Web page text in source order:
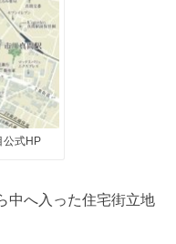
公式HP
中へ入った住宅街立地